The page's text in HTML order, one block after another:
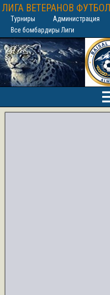
ЛИГА ВЕТЕРАНОВ
Турниры Администрация
Все бомбардиры Лиги